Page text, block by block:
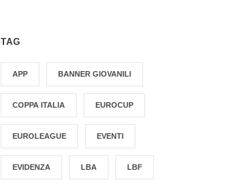
TAG
APP BANNER GIOVANILI
COPPA ITALIA EUROCUP
EUROLEAGUE EVENTI
EVIDENZA LBA LBF